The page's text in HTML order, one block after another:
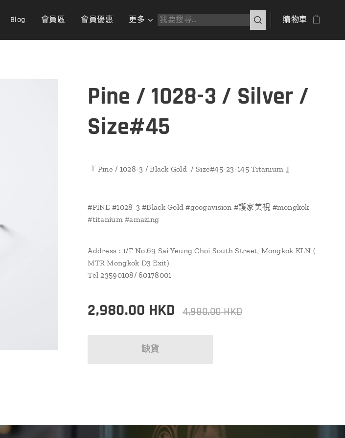
Blog 會員區 會員優惠 更多 購物車
Pine / 1028-3 / Silver /
Size#45
『 Pine / 1028-3 / Black Gold / Size#45-23-145 Titanium 』
#PINE #1028-3 #Black Gold #googavision #護家美視 #mongkok
#titanium #amazing
Address : 1/F No.69 Sai Yeung Choi South Street, Mongkok KLN (
MTR Mongkok D3 Exit)
Tel 23590108/ 60178001
2,980.00 HKD 4,980.00HKD
缺貨